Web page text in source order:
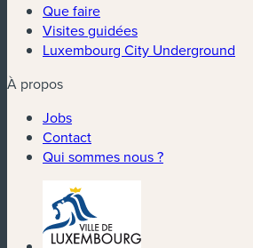
Que faire
Visites guidées
Luxembourg City Underground
À propos
Jobs
Contact
Qui sommes nous ?